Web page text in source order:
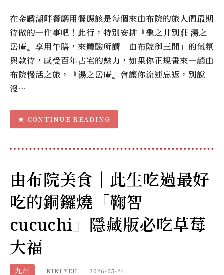
在金麟湖畔餐廳用餐應該是每個來由布院的旅人們最期
待做的一件事吧！此行，特別安排『龜之井別莊 湯之
岳庵』享用午膳，來體驗所謂「由布院御三間」的氣氛
與款待，感受百年古宅的魅力，如果你正規畫來一趟由
布院慢活之旅，『湯之岳庵』會讓你流連忘返，別說
沒…
CONTINUE READING
由布院美食｜此生吃過最好
吃的銅鑼燒「鞠智
cucuchi」隱藏版必吃草莓
大福
九州 NINI YEH 2026-05-24